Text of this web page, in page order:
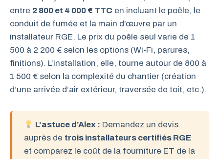
entre 2 800 et 4 000 € TTC en incluant le poêle, le
conduit de fumée et la main d’œuvre par un
installateur RGE. Le prix du poêle seul varie de 1
500 à 2 200 € selon les options (Wi-Fi, parures,
finitions). L’installation, elle, tourne autour de 800 à
1 500 € selon la complexité du chantier (création
d’une arrivée d’air extérieur, traversée de toit, etc.).
L’astuce d’Alex : Demandez un devis
auprès de trois installateurs certifiés RGE
et comparez le coût de la fourniture ET de la